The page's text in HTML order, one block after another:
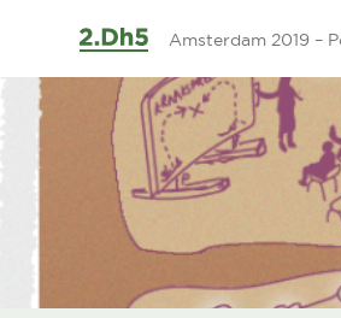
Amsterdam 2019 –